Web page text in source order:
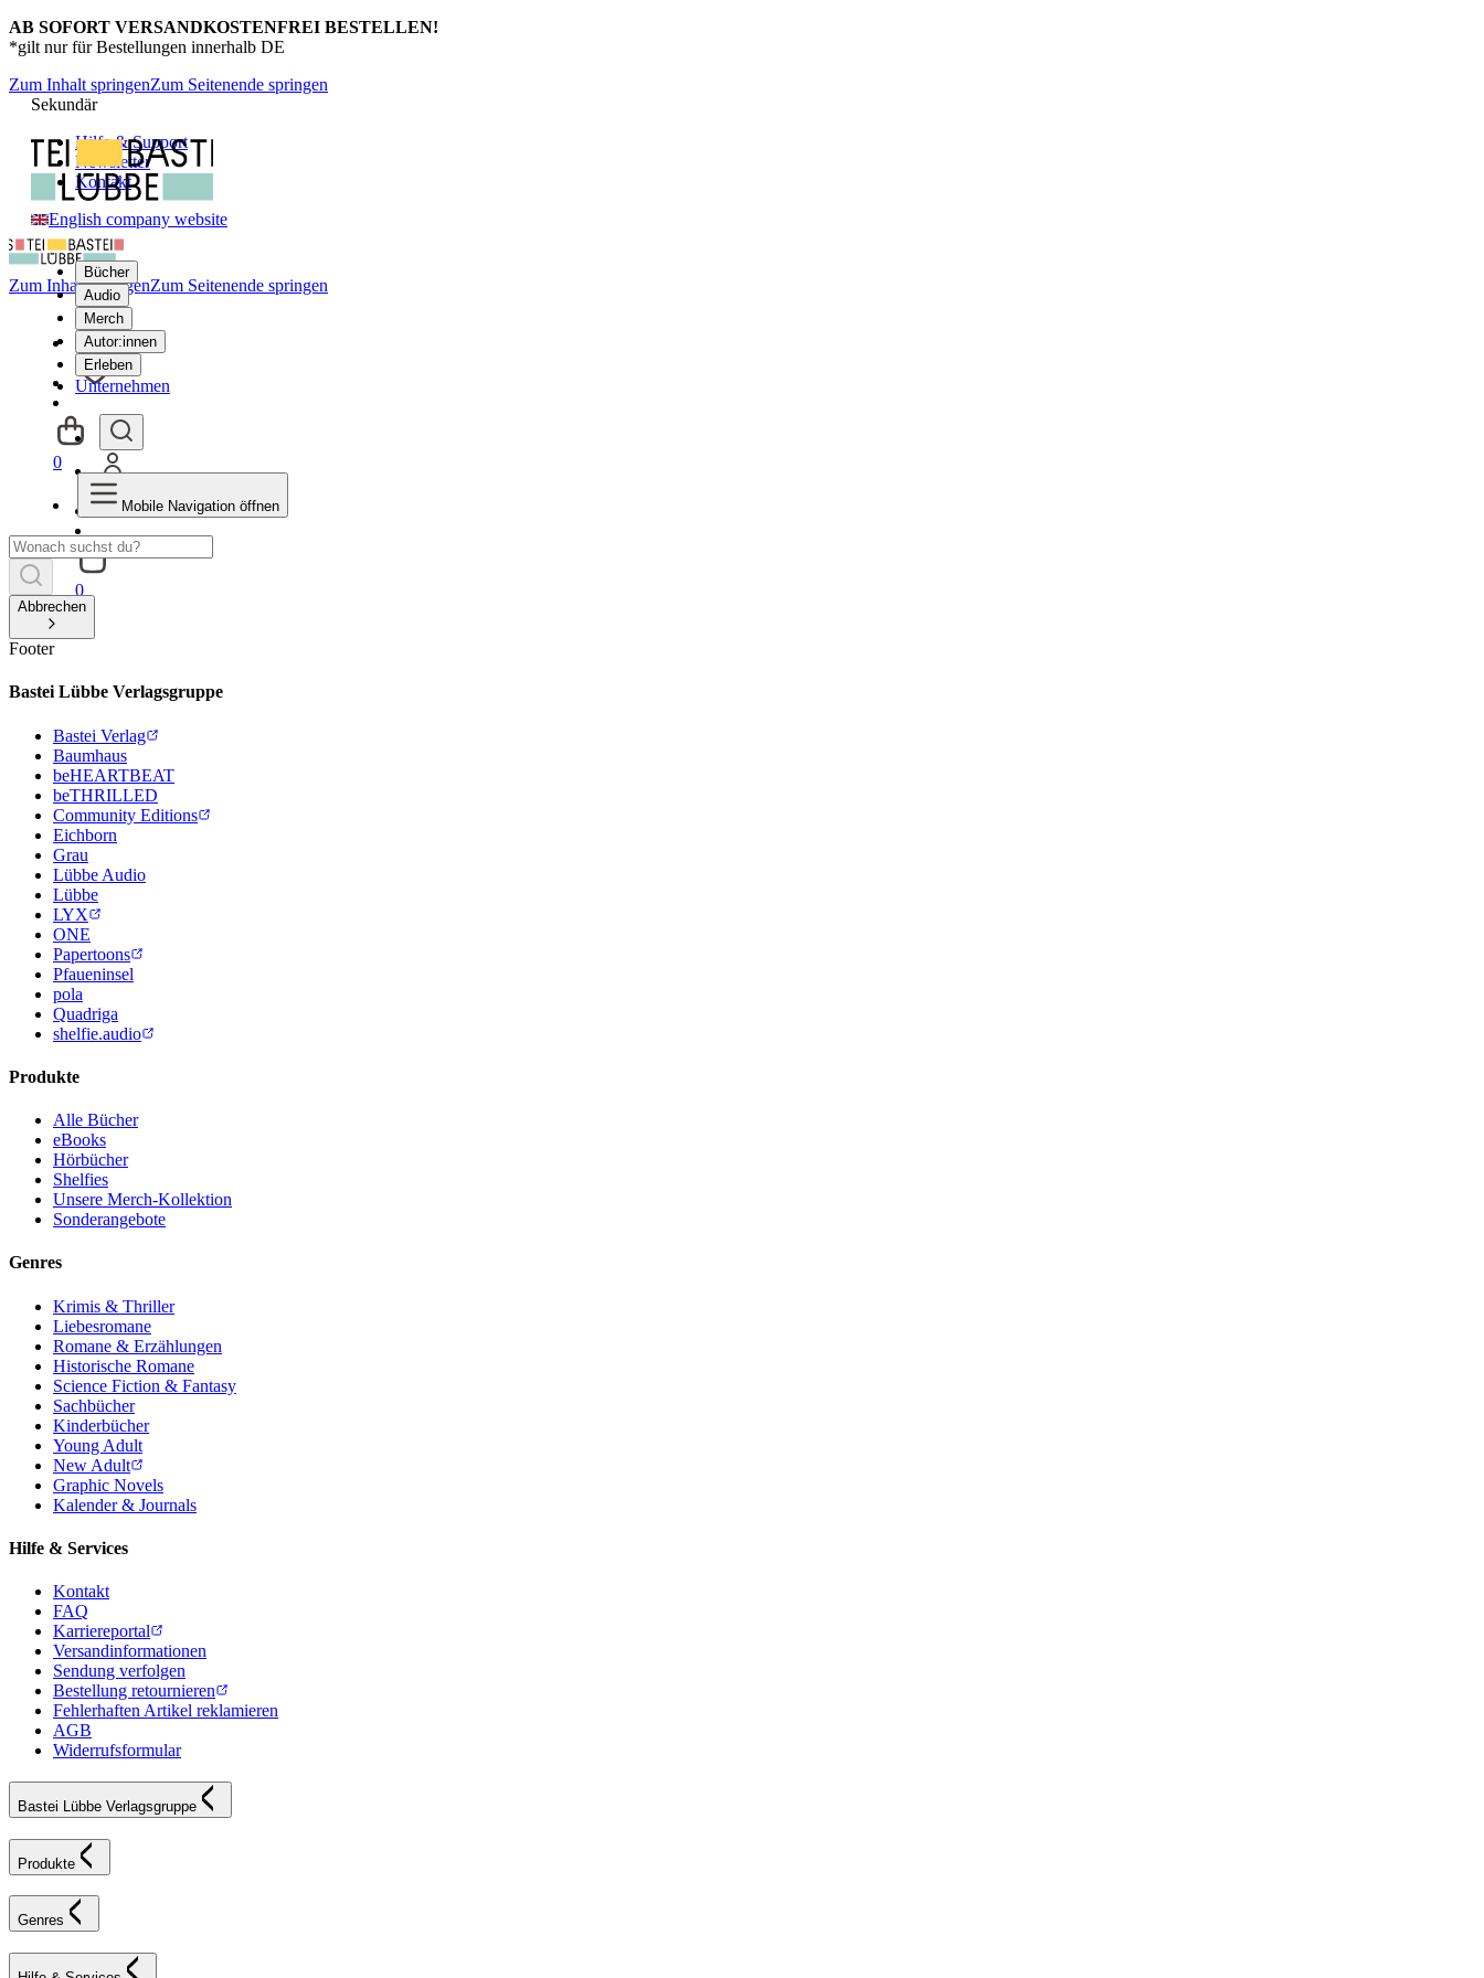
AB SOFORT VERSANDKOSTENFREI BESTELLEN!
*gilt nur für Bestellungen innerhalb DE
Zum Inhalt springenZum Seitenende springen
Sekundär
Hilfe & Support
Newsletter
Kontakt
English company website
Bücher
Audio
Merch
Autor:innen
Erleben
Unternehmen
0
Zum Inhalt springenZum Seitenende springen
0
Mobile Navigation öffnen
Abbrechen
Footer
Bastei Lübbe Verlagsgruppe
Bastei Verlag
Baumhaus
beHEARTBEAT
beTHRILLED
Community Editions
Eichborn
Grau
Lübbe Audio
Lübbe
LYX
ONE
Papertoons
Pfaueninsel
pola
Quadriga
shelfie.audio
Produkte
Alle Bücher
eBooks
Hörbücher
Shelfies
Unsere Merch-Kollektion
Sonderangebote
Genres
Krimis & Thriller
Liebesromane
Romane & Erzählungen
Historische Romane
Science Fiction & Fantasy
Sachbücher
Kinderbücher
Young Adult
New Adult
Graphic Novels
Kalender & Journals
Hilfe & Services
Kontakt
FAQ
Karriereportal
Versandinformationen
Sendung verfolgen
Bestellung retournieren
Fehlerhaften Artikel reklamieren
AGB
Widerrufsformular
Bastei Lübbe Verlagsgruppe
Produkte
Genres